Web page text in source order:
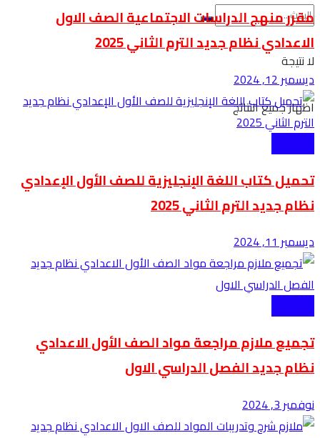
لا نتيجة
اظهار جميع النتائج
مقرر منهج الدراسات الاجتماعية الصف الاول
الاعدادي نظام جديد الترم الثاني 2025
ديسمبر 12, 2024
تحميل كتاب اللغة الإنجليزية للصف الأول الإعدادي
نظام جديد الترم الثاني 2025
ديسمبر 11, 2024
تجميع ملازم مراجعة مواد الصف الأول الاعدادي
نظام جديد الفصل الدراسي الاول
نوفمبر 3, 2024